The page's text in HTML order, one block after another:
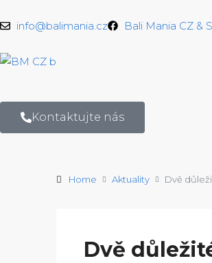
info@balimania.cz Bali Mania CZ &
Kontaktujte nás
Home Aktuality Dvě
Dvě